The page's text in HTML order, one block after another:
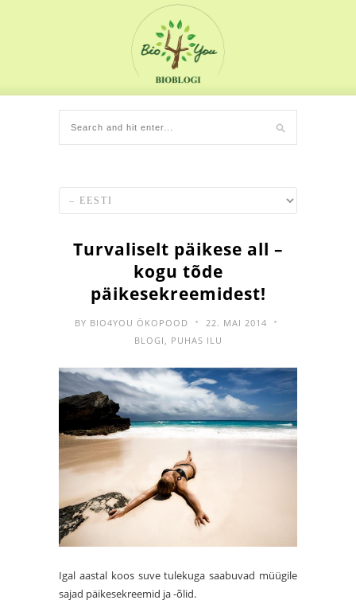
Turvaliselt päikese all –
kogu tõde
päikesekreemidest!
BY BIO4YOU ÖKOPOOD • 22. MAI 2014 •
BLOGI , PUHAS ILU
Igal aastal koos suve tulekuga saabuvad müügile
sajad päikesekreemid ja -õlid.